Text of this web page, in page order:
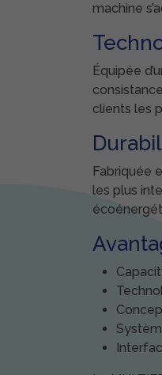
machine
Équipée
clients les
Fabriquée
les plus